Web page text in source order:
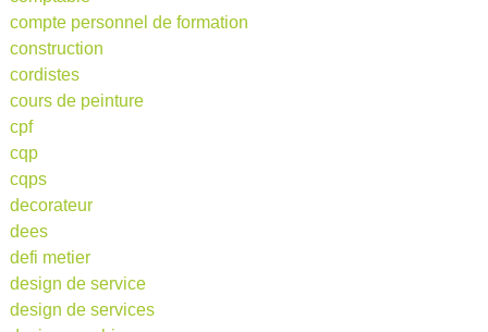
compte personnel de formation
construction
cordistes
cours de peinture
cpf
cqp
cqps
decorateur
dees
defi metier
design de service
design de services